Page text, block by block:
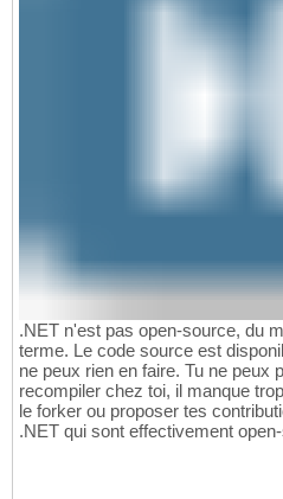
.NET n'est pas open-source, du
terme. Le code source est
ne peux rien en faire. Tu ne peux
recompiler chez toi, il manque
le forker ou proposer tes
.NET qui sont effectivement